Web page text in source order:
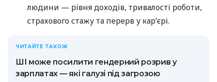
людини — рівня доходів, тривалості роботи,
страхового стажу та перерв у кар’єрі.
ЧИТАЙТЕ ТАКОЖ
ШІ може посилити гендерний розрив у
зарплатах — які галузі під загрозою